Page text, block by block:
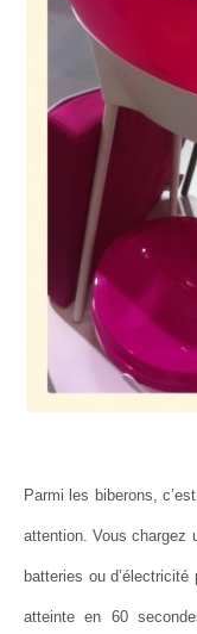
Parmi les biberons,
attention. Vous chargez
batteries ou
atteinte en 60